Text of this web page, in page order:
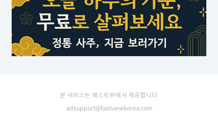
본 서비스는 패스트뷰에서 제공합니다.
adsupport@fastviewkorea.com